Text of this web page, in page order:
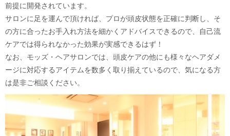
前提に開発されています。
サロンに足を運んで頂ければ、プロが頭皮状態を正確に判断し、そ
の方に合ったお手入れ方法を細かくアドバイスできるので、自己流
ケアでは得られなかった効果が実感できるはず！
なお、モッズ・ヘアサロンでは、頭皮ケアの他にも様々なヘアダメ
ージに対応するアイテムを数多く取り揃えているので、気になる方
は是非ご相談ください。